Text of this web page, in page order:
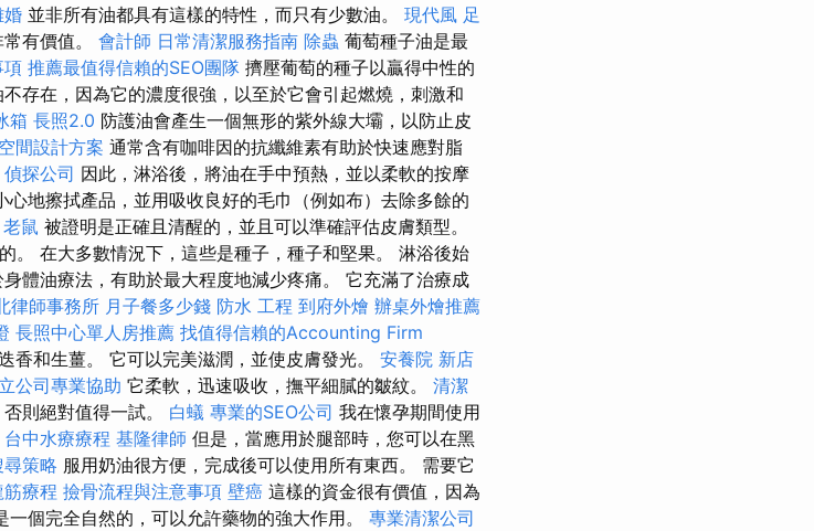
婚 並非所有油都具有這樣的特性，而只有少數油。 現代風 足
有價值。 會計師 日常清潔服務指南 除蟲 葡萄種子油是最
項 推薦最值得信賴的SEO團隊 擠壓葡萄的種子以贏得中性的
存在，因為它的濃度很強，以至於它會引起燃燒，刺激和
箱 長照2.0 防護油會產生一個無形的紫外線大壩，以防止皮
間設計方案 通常含有咖啡因的抗纖維素有助於快速應對脂
偵探公司 因此，淋浴後，將油在手中預熱，並以柔軟的按摩
心地擦拭產品，並用吸收良好的毛巾（例如布）去除多餘的
老鼠 被證明是正確且清醒的，並且可以準確評估皮膚類型。
。 在大多數情況下，這些是種子，種子和堅果。 淋浴後始
體油療法，有助於最大程度地減少疼痛。 它充滿了治療成
律師事務所 月子餐多少錢 防水 工程 到府外燴 辦桌外燴推薦
長照中心單人房推薦 找值得信賴的Accounting Firm
香和生薑。 它可以完美滋潤，並使皮膚發光。 安養院 新店
公司專業協助 它柔軟，迅速吸收，撫平細膩的皺紋。 清潔
則絕對值得一試。 白蟻 專業的SEO公司 我在懷孕期間使用
台中水療療程 基隆律師 但是，當應用於腿部時，您可以在黑
策略 服用奶油很方便，完成後可以使用所有東西。 需要它
療程 撿骨流程與注意事項 壁癌 這樣的資金很有價值，因為
一個完全自然的，可以允許藥物的強大作用。 專業清潔公司